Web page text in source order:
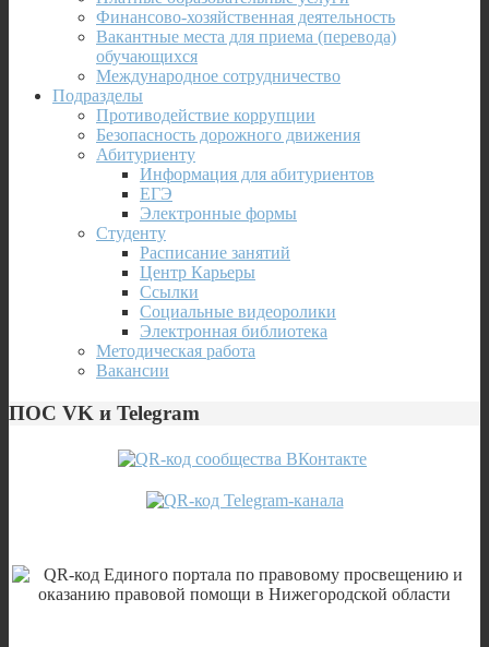
Финансово-хозяйственная деятельность
Вакантные места для приема (перевода)
обучающихся
Международное сотрудничество
Подразделы
Противодействие коррупции
Безопасность дорожного движения
Абитуриенту
Информация для абитуриентов
ЕГЭ
Электронные формы
Студенту
Расписание занятий
Центр Карьеры
Ссылки
Социальные видеоролики
Электронная библиотека
Методическая работа
Вакансии
ПОС VK и Telegram